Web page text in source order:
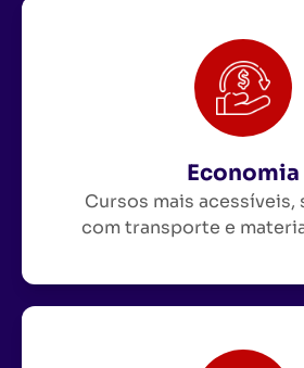
Economia
Cursos mais acessíveis,
com transporte e